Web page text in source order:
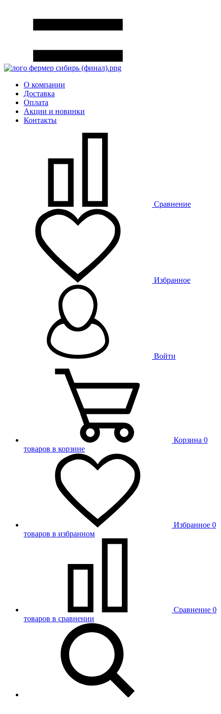
О компании
Доставка
Оплата
Акции и новинки
Контакты
Сравнение
Избранное
Войти
Корзина 0
товаров в корзине
Избранное 0
товаров в избранном
Сравнение 0
товаров в сравнении